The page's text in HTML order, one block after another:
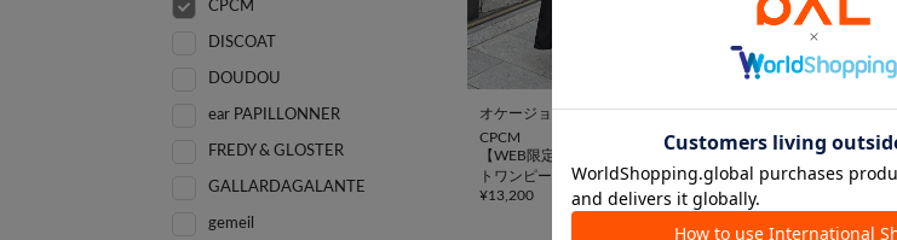
オケージョン 
CPCM
【WEB限定】チュールセッ
トワンピース
¥13,200
TIME SALE 
CPCM
デニムビスチェセットアップ
¥3,762 57%OFF)
CPCM
DISCOAT
DOUDOU
ear PAPILLONNER
FREDY & GLOSTER
GALLARDAGALANTE
gemeil